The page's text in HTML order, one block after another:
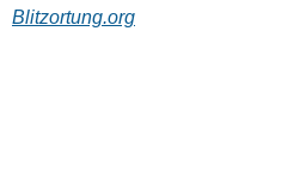
Blitzortung.org